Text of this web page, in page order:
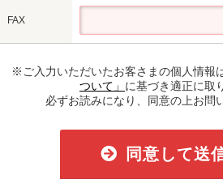
FAX
※ご入力いただいたお客さまの個人情報は
ついて」 に基づき適正に取
必ずお読みになり、同意の上お問
同意して送